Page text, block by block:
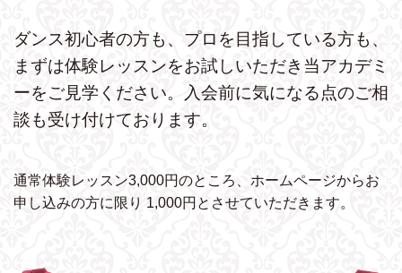
ダンス初心者の方も、プロを目指している方も、
まずは体験レッスンをお試しいただき 当アカデミ
ーをご見学ください。
入会前に気になる点のご相
談も受け付けております。
通常体験レッスン3,000円のところ、ホームページからお
申し込みの方に限り 1,000円とさせていただきます。